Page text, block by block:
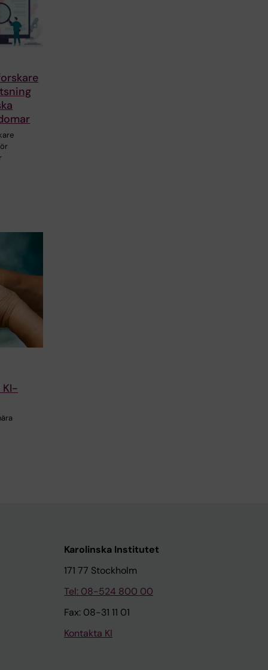
KI-
Karolinska Institutet
171 77 Stockholm
Tel: 08-524 800 00
Fax: 08-31 11 01
Kontakta KI